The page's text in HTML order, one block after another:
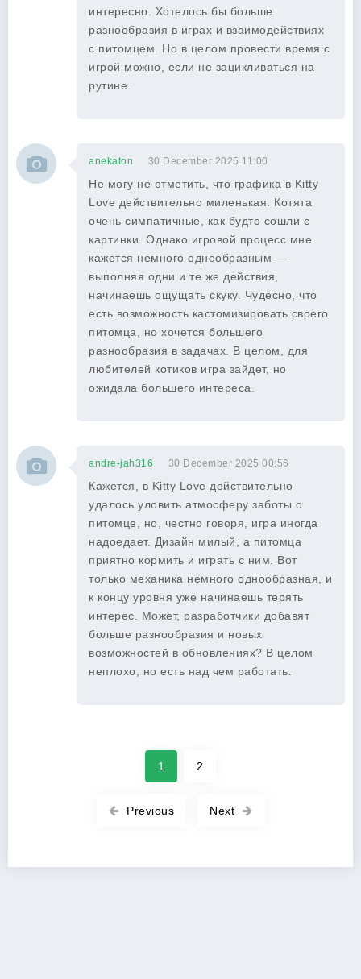
интересно. Хотелось бы больше
разнообразия в играх и взаимодействиях
с питомцем. Но в целом провести время с
игрой можно, если не зацикливаться на
рутине.
anekaton 30 December 2025 11:00
Не могу не отметить, что графика в Kitty
Love действительно миленькая. Котята
очень симпатичные, как будто сошли с
картинки. Однако игровой процесс мне
кажется немного однообразным —
выполняя одни и те же действия,
начинаешь ощущать скуку. Чудесно, что
есть возможность кастомизировать своего
питомца, но хочется большего
разнообразия в задачах. В целом, для
любителей котиков игра зайдет, но
ожидала большего интереса.
andre-jah316 30 December 2025 00:56
Кажется, в Kitty Love действительно
удалось уловить атмосферу заботы о
питомце, но, честно говоря, игра иногда
надоедает. Дизайн милый, а питомца
приятно кормить и играть с ним. Вот
только механика немного однообразная, и
к концу уровня уже начинаешь терять
интерес. Может, разработчики добавят
больше разнообразия и новых
возможностей в обновлениях? В целом
неплохо, но есть над чем работать.
Previous
1 2
Next